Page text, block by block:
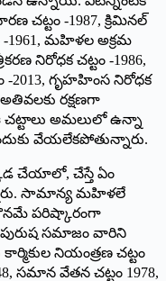
చట్టం -1987, క్రిమినల్‌
-1961, మహిళల అక్రమ
నిరోధక చట్టం -1986,
-2013, గృహహింస నిరోధక
అతివలకు రక్షణగా
చట్టాలు అమలులో ఉన్నా
వేయలేకపోతున్నారు.
చేయాలో, చేస్తే ఏం
సామాన్య మహిళలే
పరిష్కారంగా
పురుష సమాజం వారిని
కార్మికుల నియంత్రణ చట్టం
సమాన వేతన చట్టం 1978,